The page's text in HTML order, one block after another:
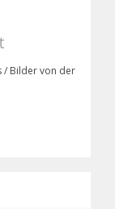
/ Bilder von der